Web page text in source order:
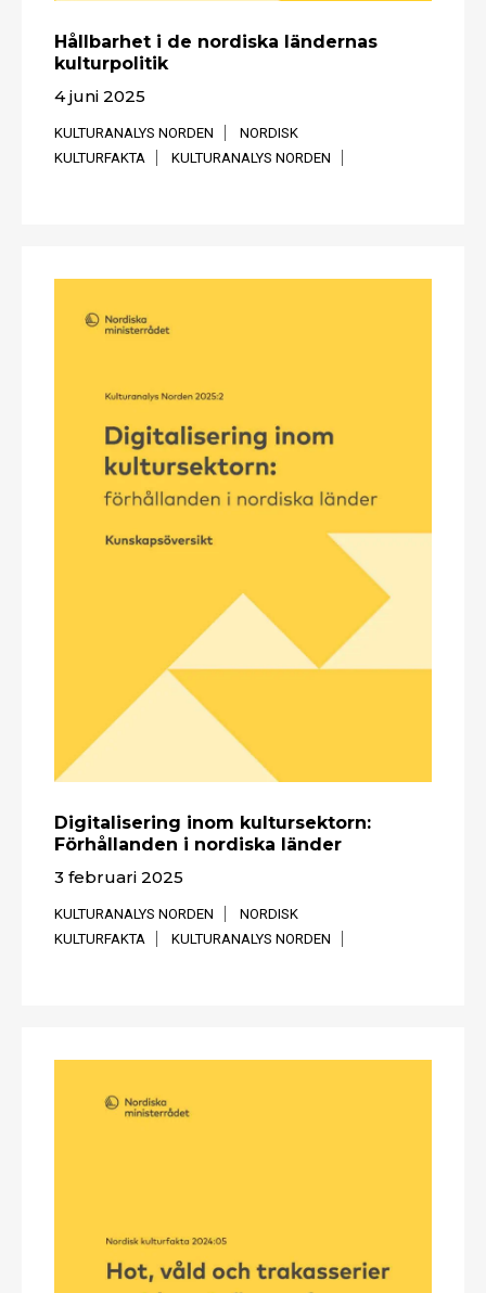
Hållbarhet i de nordiska ländernas
kulturpolitik
4 juni 2025
KULTURANALYS NORDEN
NORDISK
KULTURFAKTA
KULTURANALYS NORDEN
Digitalisering inom kultursektorn:
Förhållanden i nordiska länder
3 februari 2025
KULTURANALYS NORDEN
NORDISK
KULTURFAKTA
KULTURANALYS NORDEN